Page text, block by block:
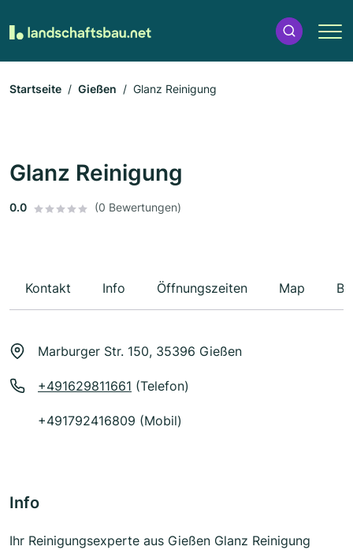
Startseite Gießen Glanz Reinigung
Glanz Reinigung
0.0 (0 Bewertungen)
Kontakt Info Öffnungszeiten Map
Marburger Str. 150, 35396 Gießen
+491629811661 (Telefon)
+491792416809 (Mobil)
Info
Ihr Reinigungsexperte aus Gießen Glanz Reinigung